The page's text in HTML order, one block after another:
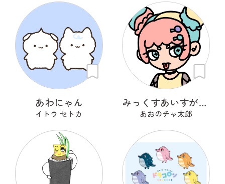
あわにゃん
イトウ セトカ
みっくすあいすがーる
あおのチャ太郎